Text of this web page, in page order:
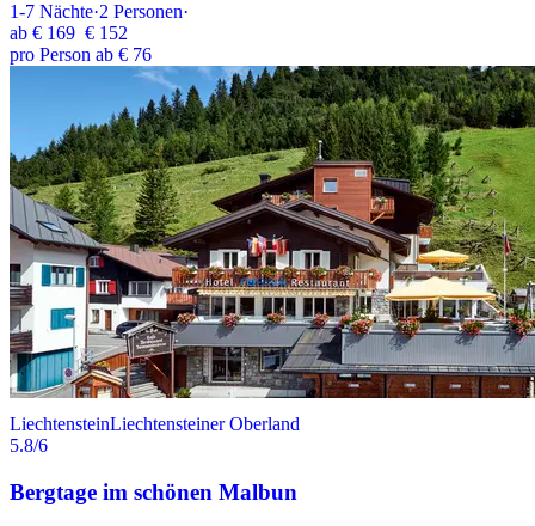
1-7 Nächte·2 Personen·
ab € 169 € 152
pro Person ab € 76
LiechtensteinLiechtensteiner Oberland
5.8/6
Bergtage im schönen Malbun